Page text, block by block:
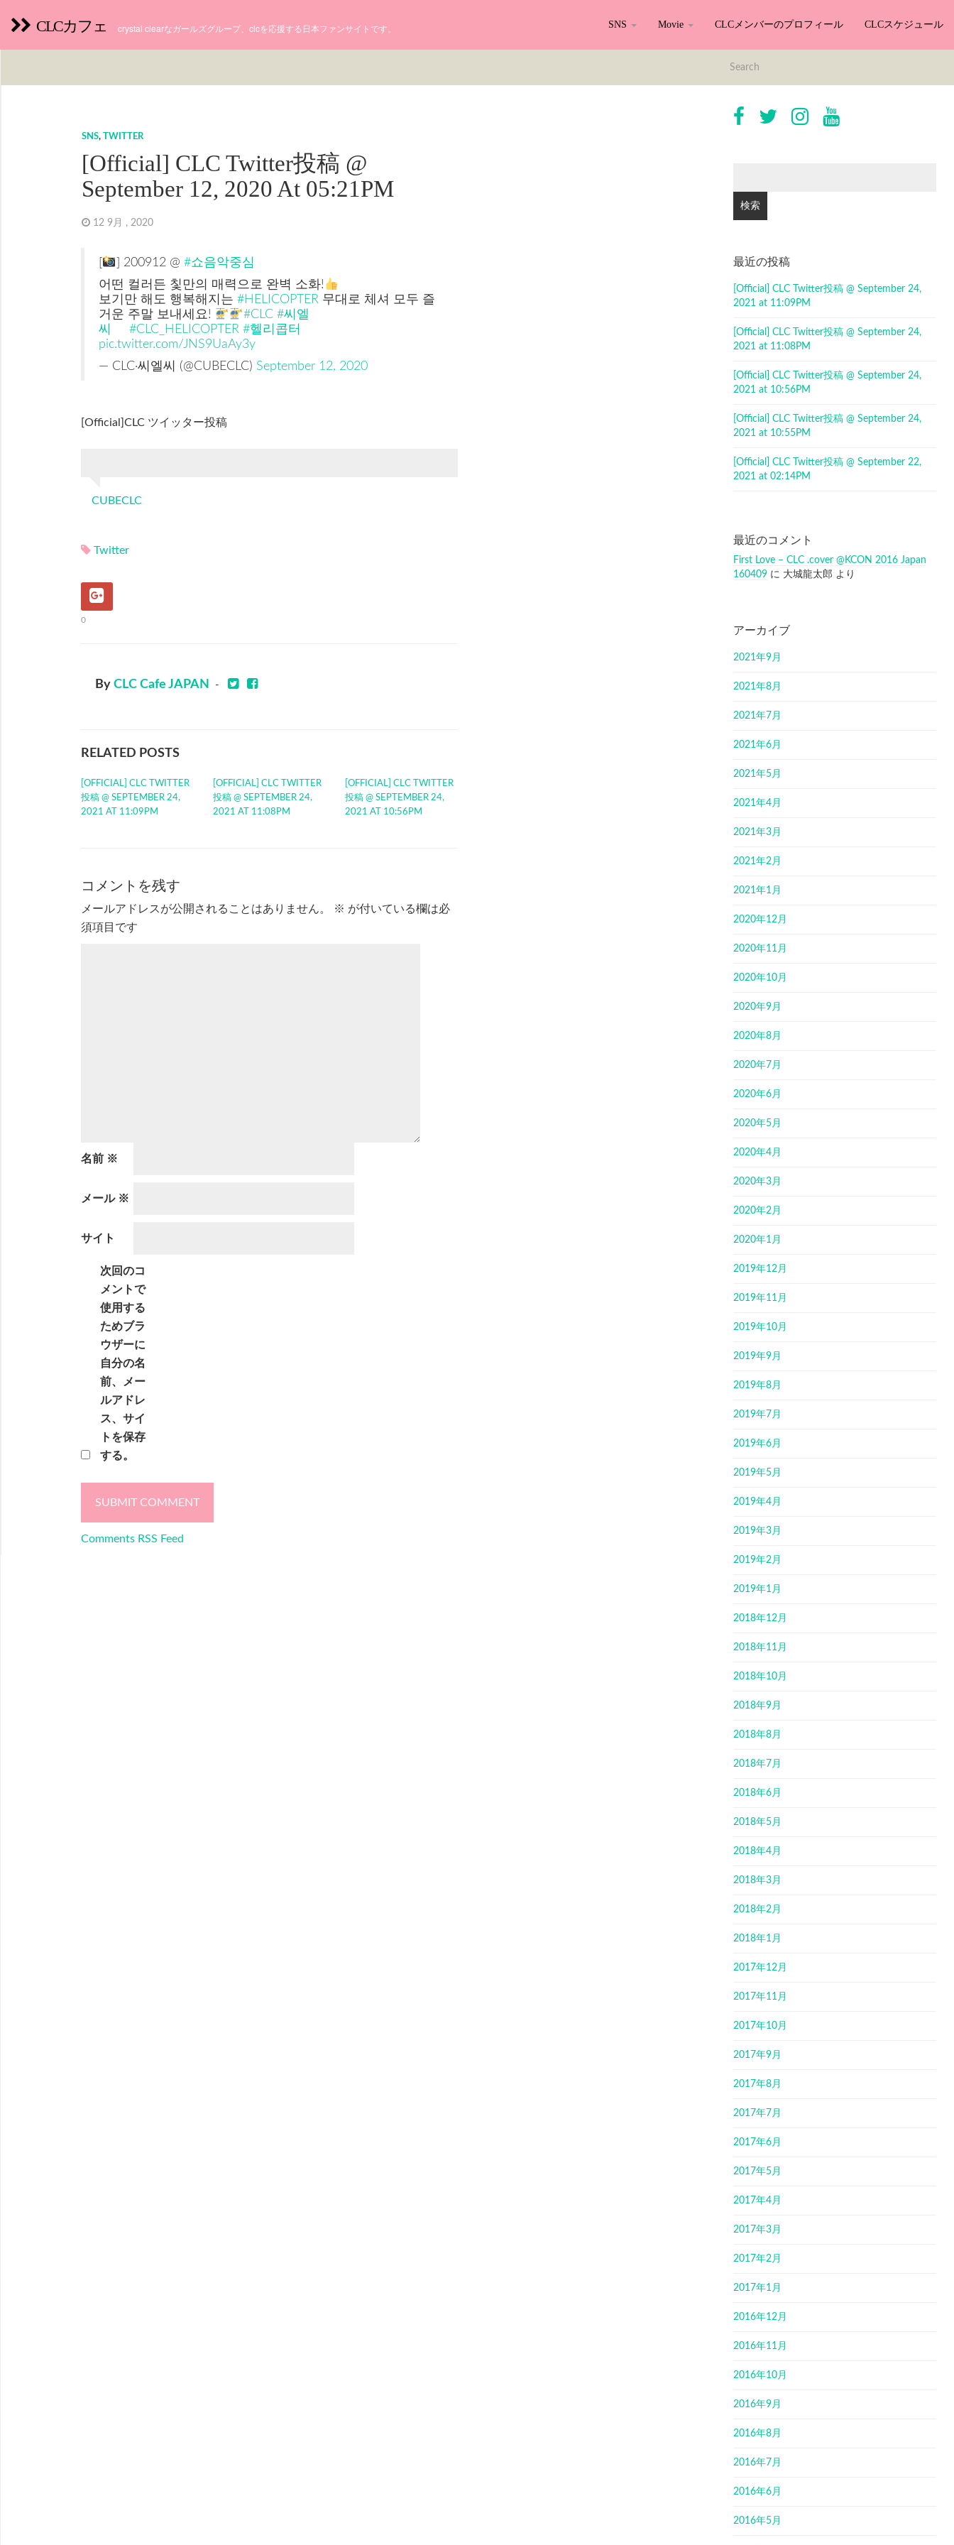
CLCカフェ crystal clearなガールズグループ、clcを応援する日本ファンサイトです。 SNS Movie CLCメンバーのプロフィール CLCスケジュール
SNS,TWITTER
[Official] CLC Twitter投稿 @
September 12, 2020 At 05:21PM
12 9月 , 2020
] 200912 @ #쇼음악중심
어떤 컬러든 칯만의 매력으로 완벽 소화!
보기만 해도 행복해지는 #HELICOPTER 무대로 체셔 모두 즐
거운 주말 보내세요!
#CLC #씨엘
씨
#CLC_HELICOPTER #헬리콥터
pic.twitter.com/JNS9UaAy3y
— CLC·씨엘씨 (@CUBECLC) September 12, 2020
[Official]CLC ツイッター投稿
CUBECLC
Twitter
0
By CLC Cafe JAPAN -
RELATED POSTS
[OFFICIAL] CLC TWITTER
投稿 @ SEPTEMBER 24,
2021 AT 11:09PM
[OFFICIAL] CLC TWITTER
投稿 @ SEPTEMBER 24,
2021 AT 11:08PM
[OFFICIAL] CLC TWITTER
投稿 @ SEPTEMBER 24,
2021 AT 10:56PM
コメントを残す
メールアドレスが公開されることはありません。 ※ が付いている欄は必
須項目です
名前 ※
メール ※
サイト
次回のコ
メントで
使用する
ためブラ
ウザーに
自分の名
前、メー
ルアドレ
ス、サイ
トを保存
する。
Comments RSS Feed
最近の投稿
[Official] CLC Twitter投稿 @ September 24,
2021 at 11:09PM
[Official] CLC Twitter投稿 @ September 24,
2021 at 11:08PM
[Official] CLC Twitter投稿 @ September 24,
2021 at 10:56PM
[Official] CLC Twitter投稿 @ September 24,
2021 at 10:55PM
[Official] CLC Twitter投稿 @ September 22,
2021 at 02:14PM
最近のコメント
First Love – CLC .cover @KCON 2016 Japan
160409 に 大城龍太郎 より
アーカイブ
2021年9月
2021年8月
2021年7月
2021年6月
2021年5月
2021年4月
2021年3月
2021年2月
2021年1月
2020年12月
2020年11月
2020年10月
2020年9月
2020年8月
2020年7月
2020年6月
2020年5月
2020年4月
2020年3月
2020年2月
2020年1月
2019年12月
2019年11月
2019年10月
2019年9月
2019年8月
2019年7月
2019年6月
2019年5月
2019年4月
2019年3月
2019年2月
2019年1月
2018年12月
2018年11月
2018年10月
2018年9月
2018年8月
2018年7月
2018年6月
2018年5月
2018年4月
2018年3月
2018年2月
2018年1月
2017年12月
2017年11月
2017年10月
2017年9月
2017年8月
2017年7月
2017年6月
2017年5月
2017年4月
2017年3月
2017年2月
2017年1月
2016年12月
2016年11月
2016年10月
2016年9月
2016年8月
2016年7月
2016年6月
2016年5月